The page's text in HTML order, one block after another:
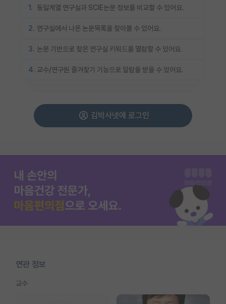
1. 동일계열 연구실과 SCIE논문 정보를 비교할 수 있어요.
2. 연구실에서 나온 논문목록을 찾아볼 수 있어요.
3. 논문 기반으로 찾은 연구실 키워드를 열람할 수 있어요.
4. 교수/연구원 즐겨찾기 기능으로 알람을 받을 수 있어요.
김박사넷에 로그인
연관 정보
교수